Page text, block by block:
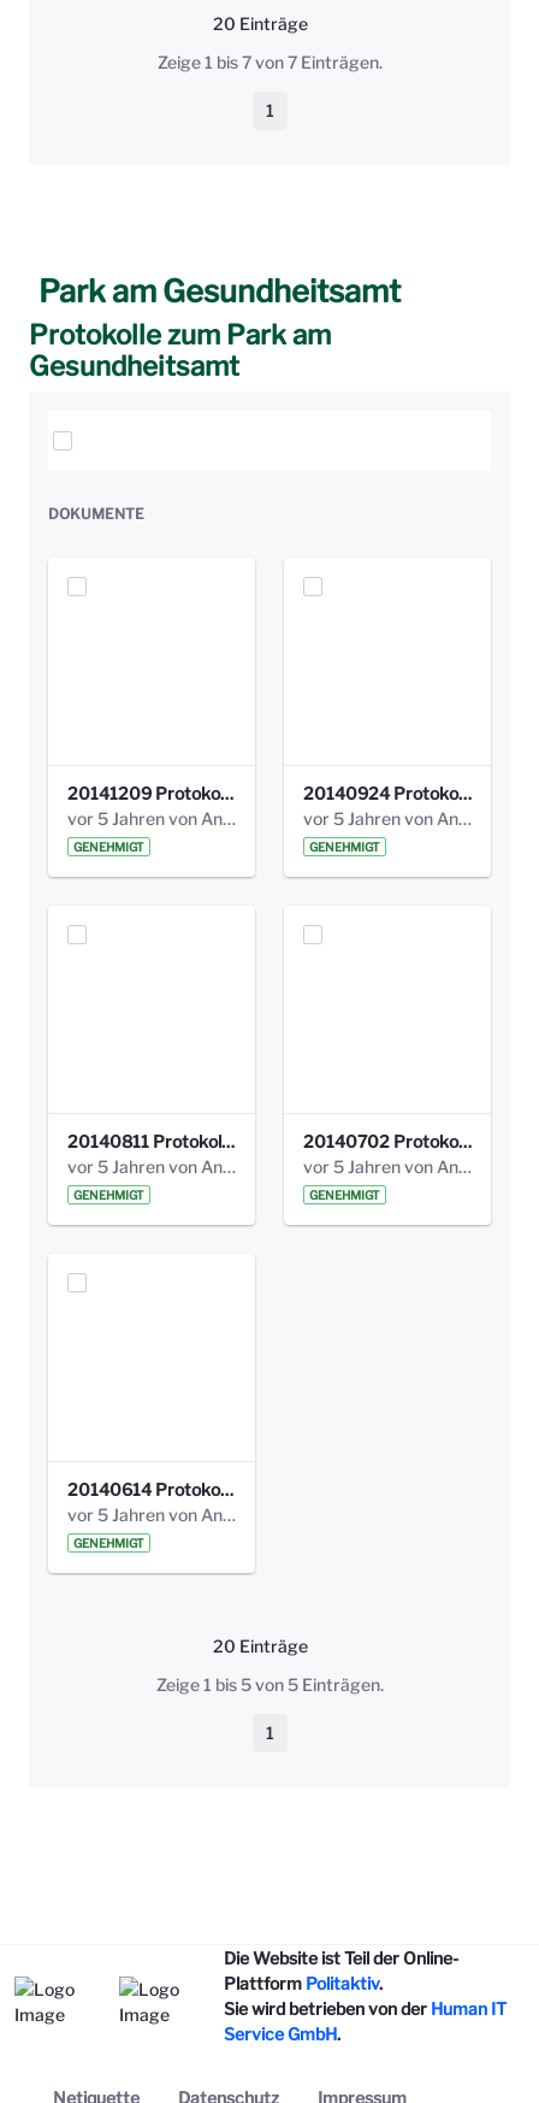
20 Einträge
Pro Seite
Zeige 1 bis 7 von 7 Einträgen.
Seite
1
Park am Gesundheitsamt
Protokolle zum Park am
Gesundheitsamt
Elemente auswählen
DOKUMENTE
20141209 Protokoll Park am Gesundheitsamt 04.pdf
vor 5 Jahren von Anni Schlumberger
GENEHMIGT
20140924 Protokoll Park am Gesundheitsamt 03.pdf
vor 5 Jahren von Anni Schlumberger
GENEHMIGT
20140811 Protokoll Park am Gesundheitsamt 02.pdf
vor 5 Jahren von Anni Schlumberger
GENEHMIGT
20140702 Protokoll Park am Gesundheitsam 01.pdf
vor 5 Jahren von Anni Schlumberger
GENEHMIGT
20140614 Protokoll Park Am Gesundheitsamt 00.pdf
vor 5 Jahren von Anni Schlumberger
GENEHMIGT
20 Einträge
Pro Seite
Zeige 1 bis 5 von 5 Einträgen.
Seite
1
Die Website ist Teil der Online-
Plattform Politaktiv.
Sie wird betrieben von der Human IT
Service GmbH.
Netiquette Datenschutz Impressum